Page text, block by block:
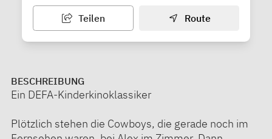
Teilen Route
BESCHREIBUNG
Ein DEFA-Kinderkinoklassiker
Plötzlich stehen die Cowboys, die gerade noch im